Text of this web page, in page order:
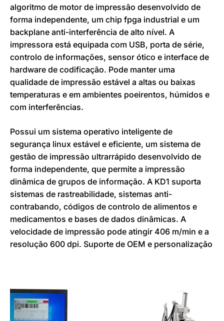
algoritmo de motor de impressão desenvolvido de
forma independente, um chip fpga industrial e um
backplane anti-interferência de alto nível. A
impressora está equipada com USB, porta de série,
controlo de informações, sensor ótico e interface de
hardware de codificação. Pode manter uma
qualidade de impressão estável a altas ou baixas
temperaturas e em ambientes poeirentos, húmidos e
com interferências.
Possui um sistema operativo inteligente de
segurança linux estável e eficiente, um sistema de
gestão de impressão ultrarrápido desenvolvido de
forma independente, que permite a impressão
dinâmica de grupos de informação. A KD1 suporta
sistemas de rastreabilidade, sistemas anti-
contrabando, códigos de controlo de alimentos e
medicamentos e bases de dados dinâmicas. A
velocidade de impressão pode atingir 406 m/min e a
resolução 600 dpi. Suporte de OEM e personalização